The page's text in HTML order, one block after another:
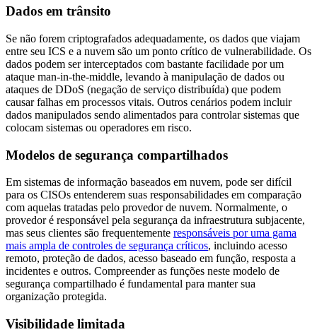
Dados em trânsito
Se não forem criptografados adequadamente, os dados que viajam
entre seu ICS e a nuvem são um ponto crítico de vulnerabilidade. Os
dados podem ser interceptados com bastante facilidade por um
ataque man-in-the-middle, levando à manipulação de dados ou
ataques de DDoS (negação de serviço distribuída) que podem
causar falhas em processos vitais. Outros cenários podem incluir
dados manipulados sendo alimentados para controlar sistemas que
colocam sistemas ou operadores em risco.
Modelos de segurança compartilhados
Em sistemas de informação baseados em nuvem, pode ser difícil
para os CISOs entenderem suas responsabilidades em comparação
com aquelas tratadas pelo provedor de nuvem. Normalmente, o
provedor é responsável pela segurança da infraestrutura subjacente,
mas seus clientes são frequentemente responsáveis por uma gama
mais ampla de controles de segurança críticos, incluindo acesso
remoto, proteção de dados, acesso baseado em função, resposta a
incidentes e outros. Compreender as funções neste modelo de
segurança compartilhado é fundamental para manter sua
organização protegida.
Visibilidade limitada